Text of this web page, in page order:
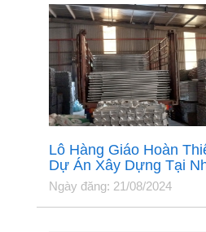
Lô Hàng Giáo Hoàn
Dự Án Xây Dựng Tại
Ngày đăng: 21/08/2024